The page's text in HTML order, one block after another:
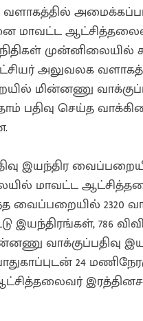
வளாகத்தில்
மாவட்ட
அலுவலக
மின்னணு
பதிவு செய்த
இயந்திர
மாவட்ட
2320
இயந்திரங்கள், 786
வாக்குப்பதிவு
24